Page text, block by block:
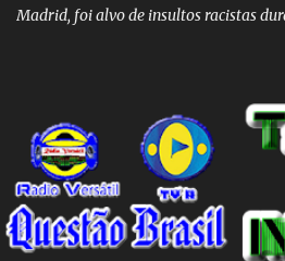
Madrid, foi alvo de insultos racistas
futebol brasileiros foram convidados
envolvendo Vinicius Junior. Eles
seja um problema global, é importante
não é um país racista em si. No
em todas as partes do mundo,
separar o comportamento desses